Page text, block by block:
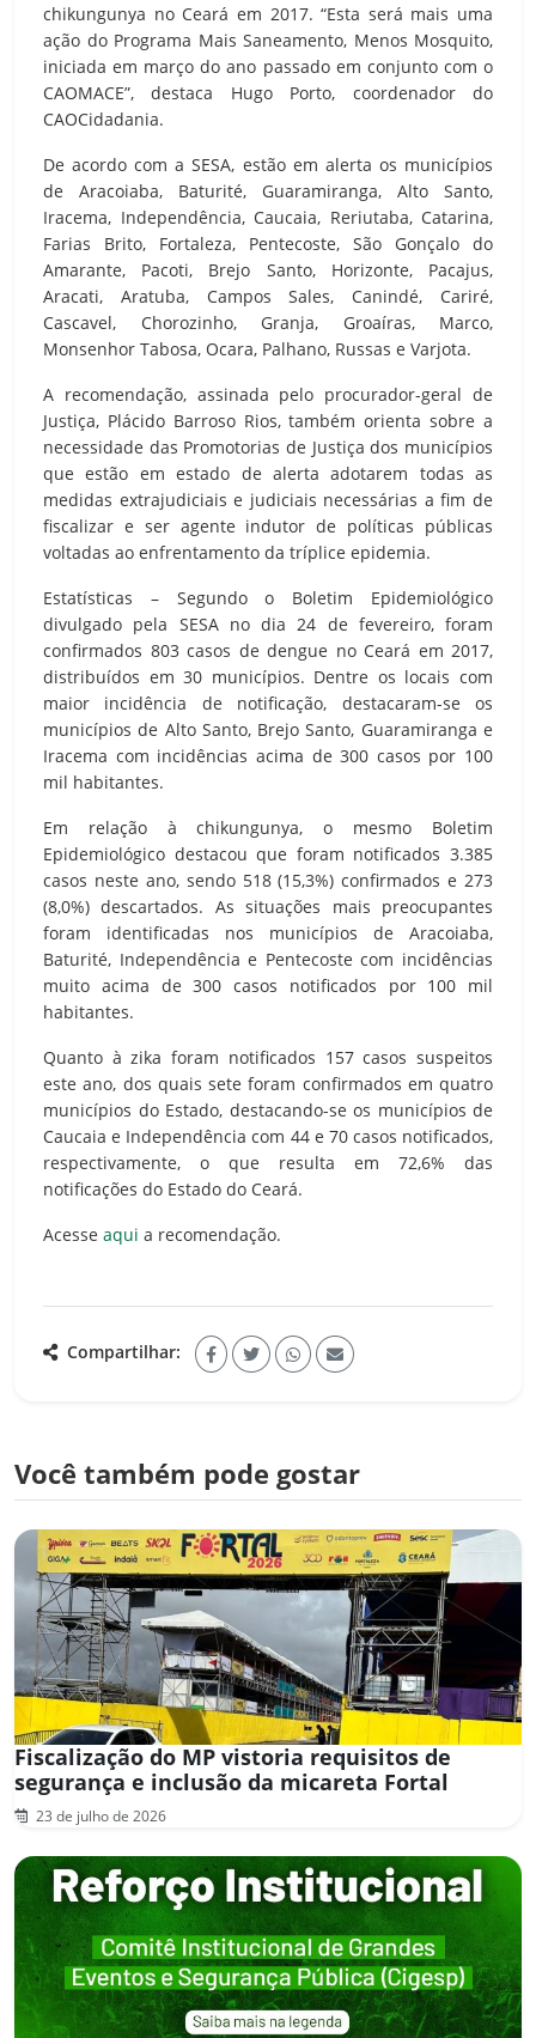
chikungunya no Ceará em 2017. “Esta será mais uma
ação do Programa Mais Saneamento, Menos Mosquito,
iniciada em março do ano passado em conjunto com o
CAOMACE”, destaca Hugo Porto, coordenador do
CAOCidadania.
De acordo com a SESA, estão em alerta os municípios
de Aracoiaba, Baturité, Guaramiranga, Alto Santo,
Iracema, Independência, Caucaia, Reriutaba, Catarina,
Farias Brito, Fortaleza, Pentecoste, São Gonçalo do
Amarante, Pacoti, Brejo Santo, Horizonte, Pacajus,
Aracati, Aratuba, Campos Sales, Canindé, Cariré,
Cascavel, Chorozinho, Granja, Groaíras, Marco,
Monsenhor Tabosa, Ocara, Palhano, Russas e Varjota.
A recomendação, assinada pelo procurador-geral de
Justiça, Plácido Barroso Rios, também orienta sobre a
necessidade das Promotorias de Justiça dos municípios
que estão em estado de alerta adotarem todas as
medidas extrajudiciais e judiciais necessárias a fim de
fiscalizar e ser agente indutor de políticas públicas
voltadas ao enfrentamento da tríplice epidemia.
Estatísticas – Segundo o Boletim Epidemiológico
divulgado pela SESA no dia 24 de fevereiro, foram
confirmados 803 casos de dengue no Ceará em 2017,
distribuídos em 30 municípios. Dentre os locais com
maior incidência de notificação, destacaram-se os
municípios de Alto Santo, Brejo Santo, Guaramiranga e
Iracema com incidências acima de 300 casos por 100
mil habitantes.
Em relação à chikungunya, o mesmo Boletim
Epidemiológico destacou que foram notificados 3.385
casos neste ano, sendo 518 (15,3%) confirmados e 273
(8,0%) descartados. As situações mais preocupantes
foram identificadas nos municípios de Aracoiaba,
Baturité, Independência e Pentecoste com incidências
muito acima de 300 casos notificados por 100 mil
habitantes.
Quanto à zika foram notificados 157 casos suspeitos
este ano, dos quais sete foram confirmados em quatro
municípios do Estado, destacando-se os municípios de
Caucaia e Independência com 44 e 70 casos notificados,
respectivamente, o que resulta em 72,6% das
notificações do Estado do Ceará.
Acesse aqui a recomendação.
Compartilhar:
Você também pode gostar
Fiscalização do MP vistoria requisitos de
segurança e inclusão da micareta Fortal
23 de julho de 2026